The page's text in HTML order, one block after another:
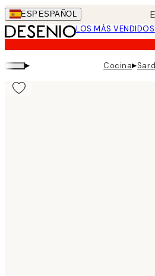
Skip
to
main
content.
ESP ESPAÑOL
LOS MÁS VENDIDOS
▸ Cocina▸